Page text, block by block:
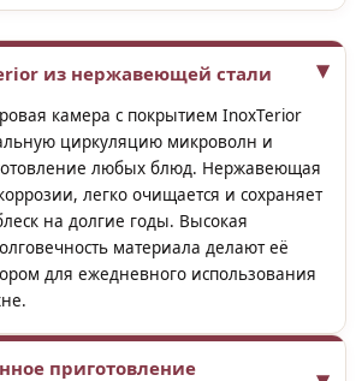
из нержавеющей стали
камера с покрытием InoxTerior
циркуляцию микроволн и
любых блюд. Нержавеющая
легко очищается и сохраняет
на долгие годы. Высокая
материала делают её
для ежедневного использования
приготовление